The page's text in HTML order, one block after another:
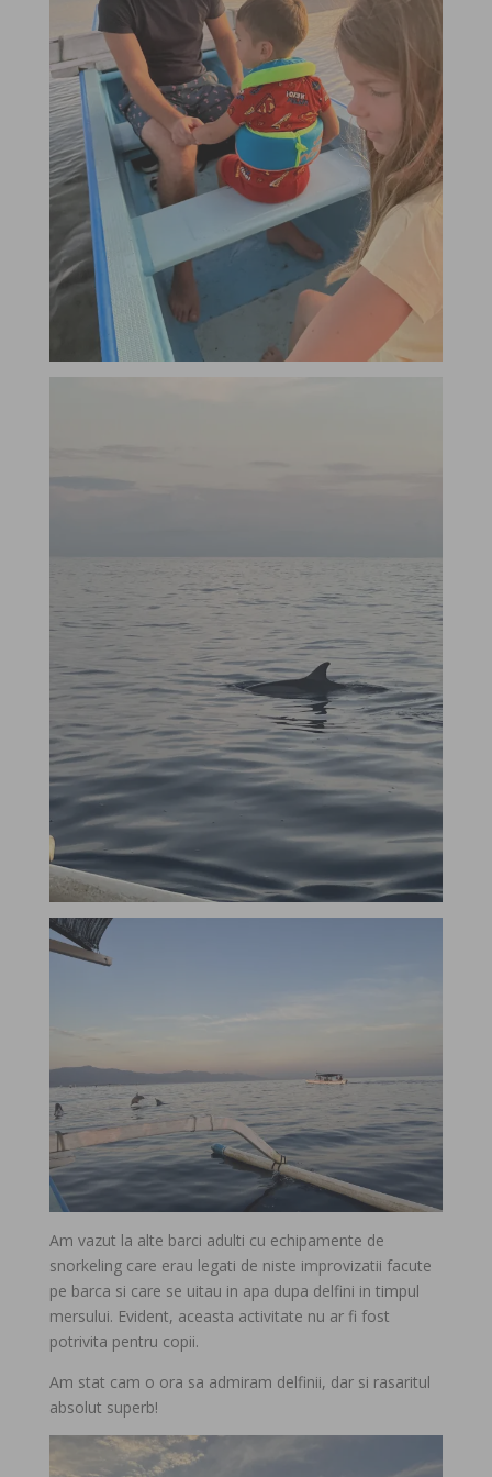
Am vazut la alte barci adulti cu echipamente de
snorkeling care erau legati de niste improvizatii facute
pe barca si care se uitau in apa dupa delfini in timpul
mersului. Evident, aceasta activitate nu ar fi fost
potrivita pentru copii.
Am stat cam o ora sa admiram delfinii, dar si rasaritul
absolut superb!